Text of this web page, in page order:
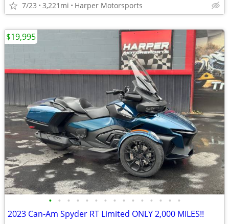
7/23 3,221mi Harper Motorsports
• • • • • • • • • • • • • • •
2023 Can-Am Spyder RT Limited ONLY 2,000 MILES!!
$19,995